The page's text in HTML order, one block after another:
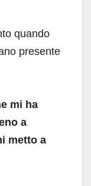
quando
presente
mi ha
a
metto a